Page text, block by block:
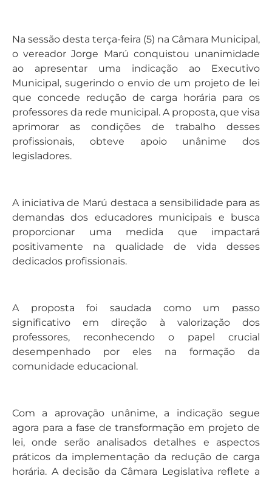
Na sessão desta terça-feira (5) na Câmara Municipal,
o vereador Jorge Marú conquistou unanimidade
ao apresentar uma indicação ao Executivo
Municipal, sugerindo o envio de um projeto de lei
que concede redução de carga horária para os
professores da rede municipal. A proposta, que visa
aprimorar as condições de trabalho desses
profissionais, obteve apoio unânime dos
legisladores.
A iniciativa de Marú destaca a sensibilidade para as
demandas dos educadores municipais e busca
proporcionar uma medida que impactará
positivamente na qualidade de vida desses
dedicados profissionais.
A proposta foi saudada como um passo
significativo em direção à valorização dos
professores, reconhecendo o papel crucial
desempenhado por eles na formação da
comunidade educacional.
Com a aprovação unânime, a indicação segue
agora para a fase de transformação em projeto de
lei, onde serão analisados detalhes e aspectos
práticos da implementação da redução de carga
horária. A decisão da Câmara Legislativa reflete a